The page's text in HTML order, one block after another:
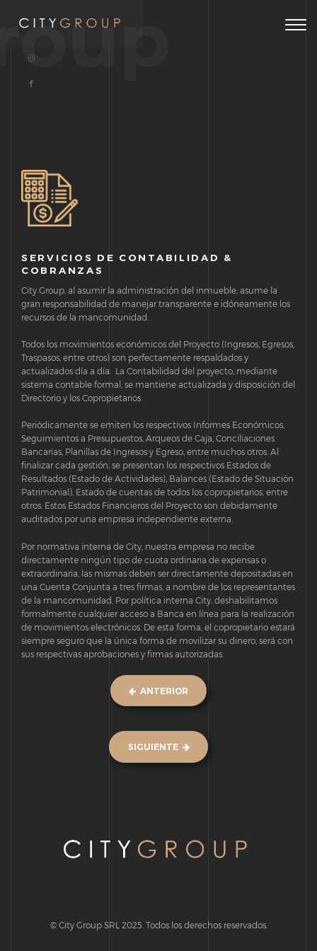
SERVICIOS DE CONTABILIDAD &
COBRANZAS
City Group, al asumir la administración del inmueble, asume la
gran responsabilidad de manejar transparente e idóneamente los
recursos de la mancomunidad.
Todos los movimientos económicos del Proyecto (Ingresos, Egresos,
Traspasos, entre otros) son perfectamente respaldados y
actualizados día a día. La Contabilidad del proyecto, mediante
sistema contable formal, se mantiene actualizada y disposición del
Directorio y los Copropietarios.
Periódicamente se emiten los respectivos Informes Económicos,
Seguimientos a Presupuestos, Arqueos de Caja, Conciliaciones
Bancarias, Planillas de Ingresos y Egreso, entre muchos otros. Al
finalizar cada gestión, se presentan los respectivos Estados de
Resultados (Estado de Actividades), Balances (Estado de Situación
Patrimonial), Estado de cuentas de todos los copropietarios, entre
otros. Estos Estados Financieros del Proyecto son debidamente
auditados por una empresa independiente externa.
Por normativa interna de City, nuestra empresa no recibe
directamente ningún tipo de cuota ordinaria de expensas o
extraordinaria, las mismas deben ser directamente depositadas en
una Cuenta Conjunta a tres firmas, a nombre de los representantes
de la mancomunidad. Por política interna City, deshabilitamos
formalmente cualquier acceso a Banca en línea para la realización
de movimientos electrónicos. De esta forma, el copropietario estará
siempre seguro que la única forma de movilizar su dinero, será con
sus respectivas aprobaciones y firmas autorizadas.
ANTERIOR
SIGUIENTE
© City Group SRL 2025. Todos los derechos reservados.